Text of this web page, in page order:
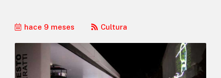
hace 9 meses Cultura